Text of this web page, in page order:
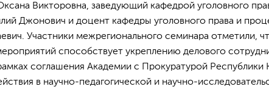
Викторовна, заведующий кафедрой уголовного
Джонович и доцент кафедры уголовного права и
Участники межрегионального семинара отметили,
способствует укреплению делового
соглашения Академии с Прокуратурой Республики
в научно-педагогической и научно-